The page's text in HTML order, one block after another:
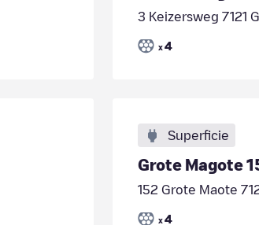
3 Keizersweg 7121
x 4
Superficie
Grote Magote
152 Grote Maote
x 4